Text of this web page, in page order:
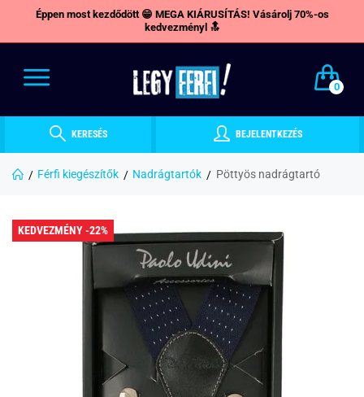
Éppen most kezdődött 😁 MEGA KIÁRUSÍTÁS! Vásárolj 70%-os
kedvezményl 🔝
0
KERESÉS BEJELENTKEZÉS
Férfi kiegészítők Nadrágtartók Pöttyös nadrágtartó
KEDVEZMÉNY -22%